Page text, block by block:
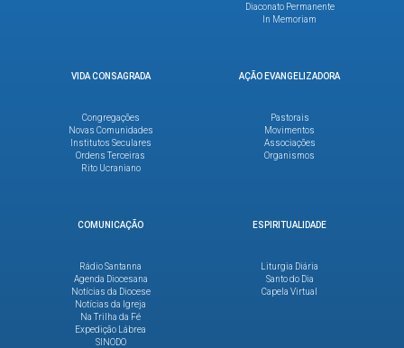
Diaconato Permanente
In Memoriam
VIDA CONSAGRADA
Congregações
Novas Comunidades
Institutos Seculares
Ordens Terceiras
Rito Ucraniano
AÇÃO EVANGELIZADORA
Pastorais
Movimentos
Associações
Organismos
COMUNICAÇÃO
Rádio Santanna
Agenda Diocesana
Notícias da Diocese
Notícias da Igreja
Na Trilha da Fé
Expedição Lábrea
SINODO
ESPIRITUALIDADE
Liturgia Diária
Santo do Dia
Capela Virtual